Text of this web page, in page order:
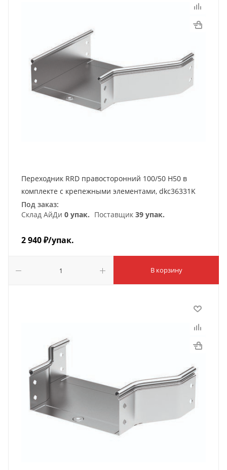
Переходник RRD правосторонний 100/50 H50 в
комплекте с крепежными элементами, dkc36331K
Под заказ:
Склад АйДи 0 упак. Поставщик 39 упак.
2 940₽/упак.
В корзину